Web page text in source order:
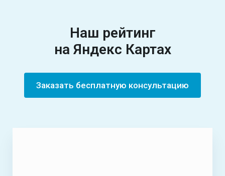
Наш рейтинг
на Яндекс Картах
Заказать бесплатную консультацию